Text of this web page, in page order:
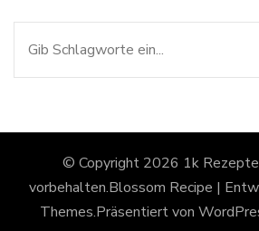
© Copyright 2026 1k Rezepte
vorbehalten.Blossom Recipe |
Themes.Präsentiert von